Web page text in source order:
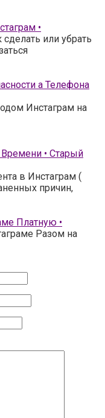
•
или убрать
а Телефона
Инстаграм на
• Старый
в Инстаграм (
причин,
Платную •
Разом на